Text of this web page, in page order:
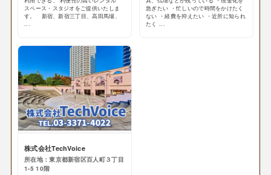
スペース・スタジオをご提供いたしま
す。 新宿、新宿三丁目、高田馬場、
...
急ぎたい ・忙しいので時間をかけたく
ない ・経費を抑えたい ・近所に知られ
たく ...
株式会社TechVoice
所在地：東京都新宿区百人町３丁目
1-5 10階